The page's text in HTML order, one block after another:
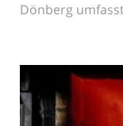
Dönberg